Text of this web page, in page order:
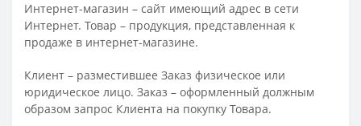
Интернет-магазин – сайт имеющий адрес в сети
Интернет. Товар – продукция, представленная к
продаже в интернет-магазине.
Клиент – разместившее Заказ физическое или
юридическое лицо. Заказ – оформленный должным
образом запрос Клиента на покупку Товара.